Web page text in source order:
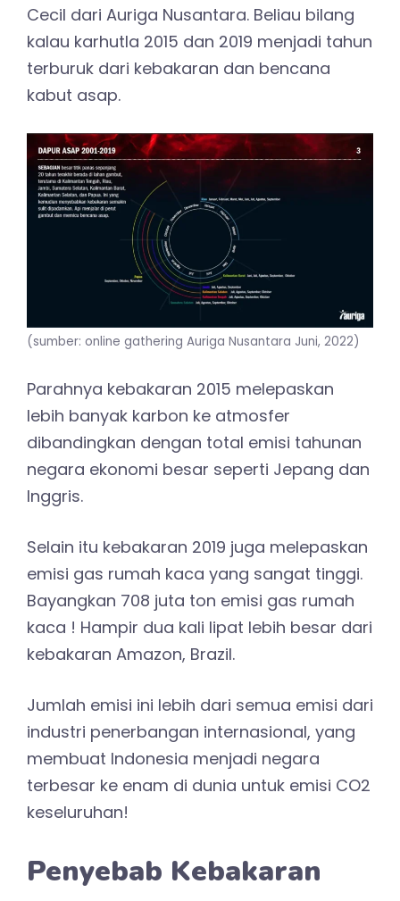
Cecil dari Auriga Nusantara. Beliau bilang
kalau karhutla 2015 dan 2019 menjadi tahun
terburuk dari kebakaran dan bencana
kabut asap.
(sumber: online gathering Auriga Nusantara Juni, 2022)
Parahnya kebakaran 2015 melepaskan
lebih banyak karbon ke atmosfer
dibandingkan dengan total emisi tahunan
negara ekonomi besar seperti Jepang dan
Inggris.
Selain itu kebakaran 2019 juga melepaskan
emisi gas rumah kaca yang sangat tinggi.
Bayangkan 708 juta ton emisi gas rumah
kaca ! Hampir dua kali lipat lebih besar dari
kebakaran Amazon, Brazil.
Jumlah emisi ini lebih dari semua emisi dari
industri penerbangan internasional, yang
membuat Indonesia menjadi negara
terbesar ke enam di dunia untuk emisi CO2
keseluruhan!
Penyebab Kebakaran